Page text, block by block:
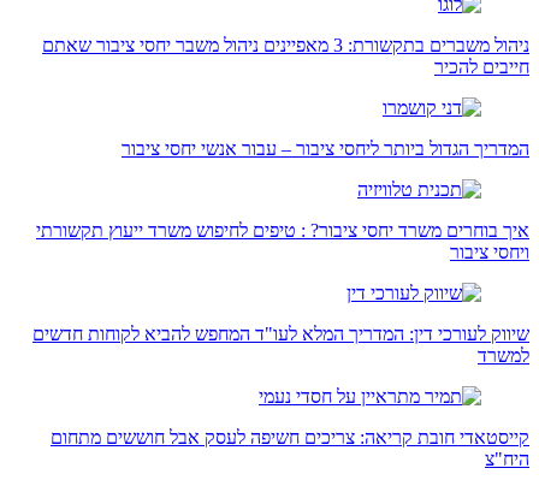
ניהול משברים בתקשורת: 3 מאפיינים ניהול משבר יחסי ציבור שאתם
חייבים להכיר
המדריך הגדול ביותר ליחסי ציבור – עבור אנשי יחסי ציבור
איך בוחרים משרד יחסי ציבור? : טיפים לחיפוש משרד ייעוץ תקשורתי
ויחסי ציבור
שיווק לעורכי דין: המדריך המלא לעו"ד המחפש להביא לקוחות חדשים
למשרד
קייסטאדי חובת קריאה: צריכים חשיפה לעסק אבל חוששים מתחום
היח"צ